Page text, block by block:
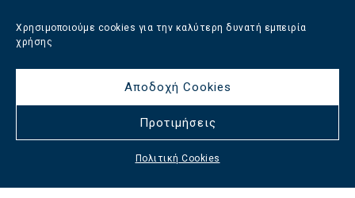
Χρησιμοποιούμε cookies για την καλύτερη δυνατή εμπειρία
χρήσης
Αποδοχή Cookies
Προτιμήσεις
Πολιτική Cookies